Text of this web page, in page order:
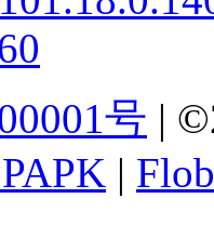
号 |
|